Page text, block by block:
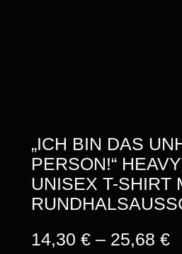
„ICH BIN DAS
PERSON!“
UNISEX T-SHIRT
14,30 € – 25,68 €P